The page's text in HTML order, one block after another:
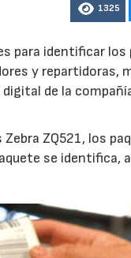
1325
para identificar
y repartidoras,
de la
ZQ521, los
se identifica,